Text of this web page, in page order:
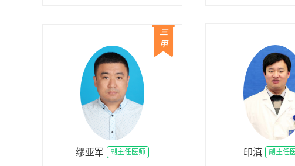
缪亚军 副主任医师
三
甲
印滇 副主任